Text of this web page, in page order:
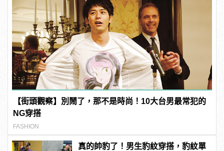
【街頭觀察】別鬧了，那不是時尚！10大台男最常犯的
NG穿搭
FASHION
真的帥豹了！男生豹紋穿搭，豹紋單